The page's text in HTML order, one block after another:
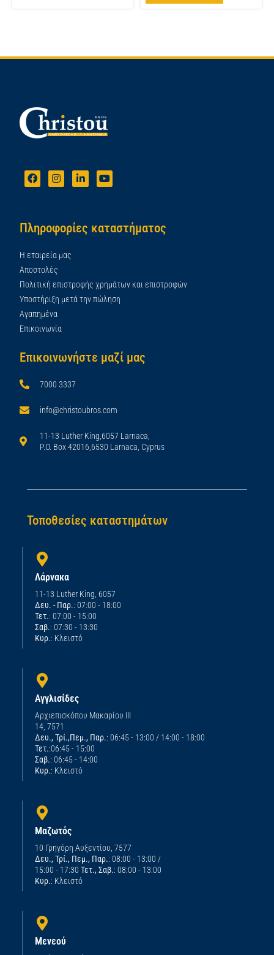
Πληροφορίες καταστήματος
Η εταιρεία μας
Αποστολές
Πολιτική επιστροφής χρημάτων και επιστροφών
Υποστήριξη μετά την πώληση
Αγαπημένα
Επικοινωνία
Επικοινωνήστε μαζί μας
7000 3337
info@christoubros.com
11-13 Luther King,6057 Larnaca,
P.O. Box 42016,6530 Larnaca, Cyprus
Τοποθεσίες καταστημάτων
Λάρνακα
11-13 Luther King, 6057
Δευ. - Παρ.: 07:00 - 18:00
Τετ.: 07:00 - 15:00
Σαβ.: 07:30 - 13:30
Κυρ.: Κλειστό
Αγγλισίδες
Αρχιεπισκόπου Μακαρίου ΙΙΙ
14, 7571
Δευ., Τρί.,Πεμ., Παρ.: 06:45 - 13:00 / 14:00 - 18:00
Τετ.:06:45 - 15:00
Σαβ.: 06:45 - 14:00
Κυρ.: Κλειστό
Μαζωτός
10 Γρηγόρη Αυξεντίου, 7577
Δευ., Τρί., Πεμ., Παρ.: 08:00 - 13:00 /
15:00 - 17:30 Τετ., Σαβ.: 08:00 - 13:00
Κυρ.: Κλειστό
Μενεού